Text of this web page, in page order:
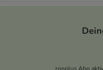
zooplus Abo